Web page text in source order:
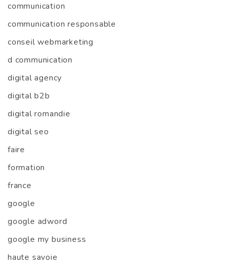
communication
communication responsable
conseil webmarketing
d communication
digital agency
digital b2b
digital romandie
digital seo
faire
formation
france
google
google adword
google my business
haute savoie